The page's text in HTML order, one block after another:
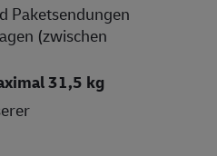
Paketsendungen
(zwischen
31,5 kg